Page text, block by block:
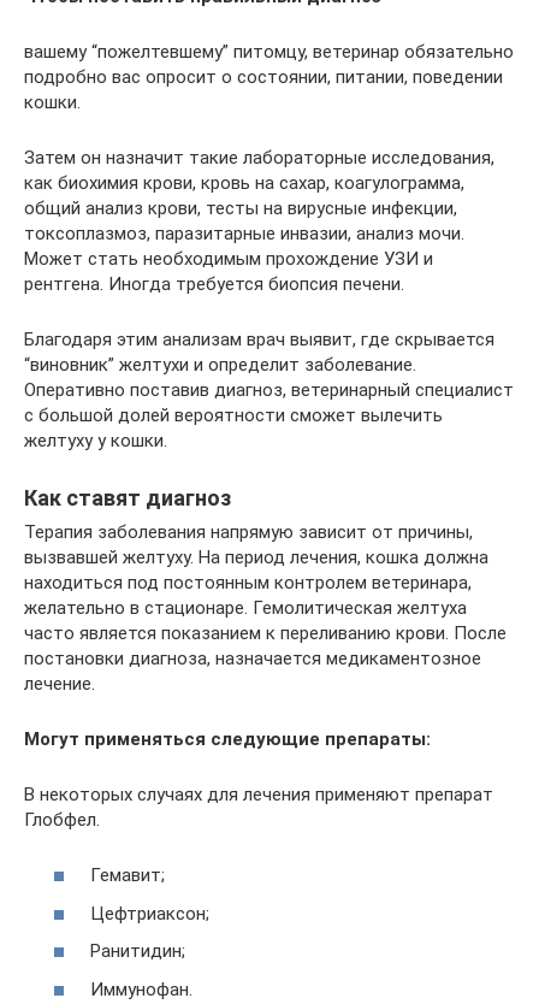
вашему “пожелтевшему” питомцу, ветеринар обязательно
подробно вас опросит о состоянии, питании, поведении
кошки.
Затем он назначит такие лабораторные исследования,
как биохимия крови, кровь на сахар, коагулограмма,
общий анализ крови, тесты на вирусные инфекции,
токсоплазмоз, паразитарные инвазии, анализ мочи.
Может стать необходимым прохождение УЗИ и
рентгена. Иногда требуется биопсия печени.
Благодаря этим анализам врач выявит, где скрывается
“виновник” желтухи и определит заболевание.
Оперативно поставив диагноз, ветеринарный специалист
с большой долей вероятности сможет вылечить
желтуху у кошки.
Как ставят диагноз
Терапия заболевания напрямую зависит от причины,
вызвавшей желтуху. На период лечения, кошка должна
находиться под постоянным контролем ветеринара,
желательно в стационаре. Гемолитическая желтуха
часто является показанием к переливанию крови. После
постановки диагноза, назначается медикаментозное
лечение.
Могут применяться следующие препараты:
В некоторых случаях для лечения применяют препарат
Глобфел.
Гемавит;
Цефтриаксон;
Ранитидин;
Иммунофан.